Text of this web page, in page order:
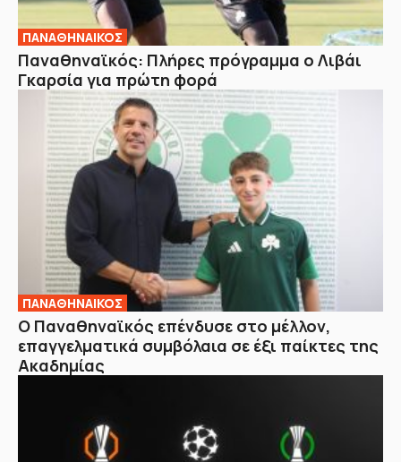
ΠΑΝΑΘΗΝΑΙΚΟΣ
Παναθηναϊκός: Πλήρες πρόγραμμα ο Λιβάι
Γκαρσία για πρώτη φορά
ΠΑΝΑΘΗΝΑΙΚΟΣ
Ο Παναθηναϊκός επένδυσε στο μέλλον,
επαγγελματικά συμβόλαια σε έξι παίκτες της
Ακαδημίας